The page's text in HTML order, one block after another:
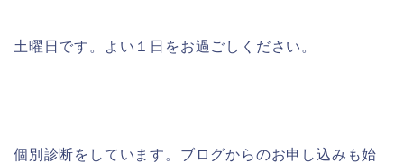
土曜日です。よい１日をお過ごしください。
個別診断をしています。ブログからのお申し込みも始